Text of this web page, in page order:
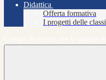
Didattica
Offerta formativa
I progetti delle classi